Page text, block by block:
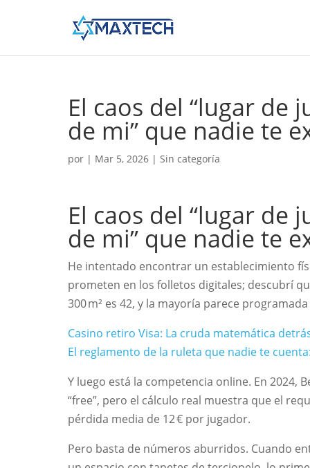
El caos del “lugar de
de mi” que nadie te
por | Mar 5, 2026 | Sin categoría
El caos del “lugar de
de mi” que nadie te
He intentado encontrar un establecimiento
prometen en los folletos digitales; descubrí
300 m² es 42, y la mayoría parece
Casino retiro Visa: La cruda matemática
El reglamento de la ruleta que nadie te
Y luego está la competencia online. En 2024,
“free”, pero el cálculo real muestra que el
pérdida media de 12 € por jugador.
Pero basta de números aburridos. Cuando